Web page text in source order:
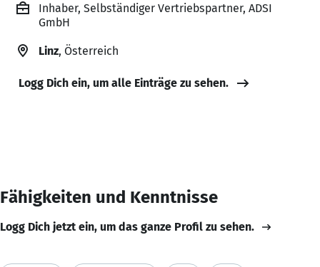
Inhaber, Selbständiger Vertriebspartner, ADSI
GmbH
Linz, Österreich
Logg Dich ein, um alle Einträge zu sehen.
Fähigkeiten und Kenntnisse
Logg Dich jetzt ein, um das ganze Profil zu sehen.